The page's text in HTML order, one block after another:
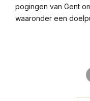
pogingen van Gent
waaronder een